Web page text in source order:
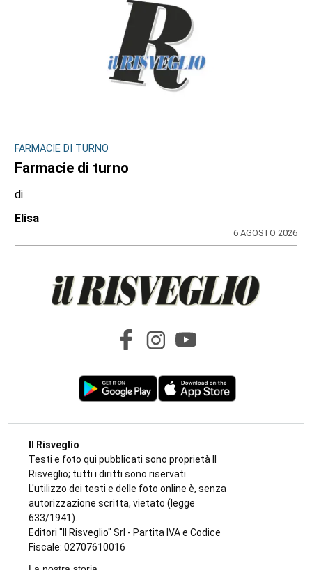
FARMACIE DI TURNO
Farmacie di turno
di
Elisa
6 AGOSTO 2026
Il Risveglio
Testi e foto qui pubblicati sono proprietà Il
Risveglio; tutti i diritti sono riservati.
L'utilizzo dei testi e delle foto online è, senza
autorizzazione scritta, vietato (legge
633/1941).
Editori "Il Risveglio" Srl - Partita IVA e Codice
Fiscale: 02707610016